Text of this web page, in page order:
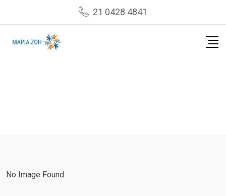
21 0428 4841
No Image Found